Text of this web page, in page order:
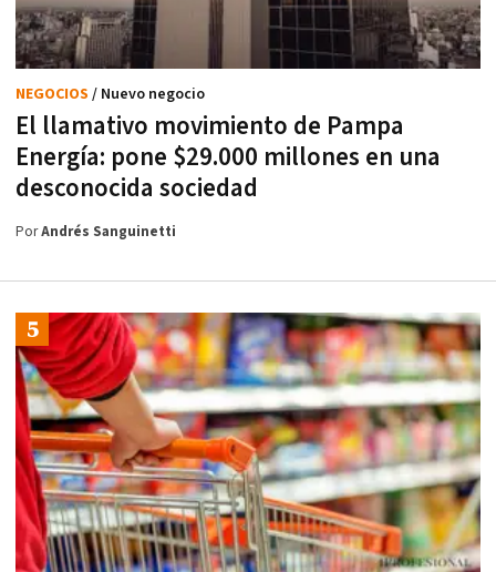
El llamativo movimiento de Pampa
Energía: pone $29.000 millones en una
desconocida sociedad
NEGOCIOS / Nuevo negocio
PorAndrés Sanguinetti